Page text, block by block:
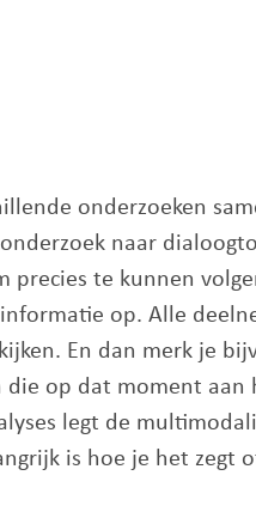
onderzoeken
naar
precies te kunnen
op. Alle
En dan merk je
op dat moment aan
legt de
is hoe je het zegt